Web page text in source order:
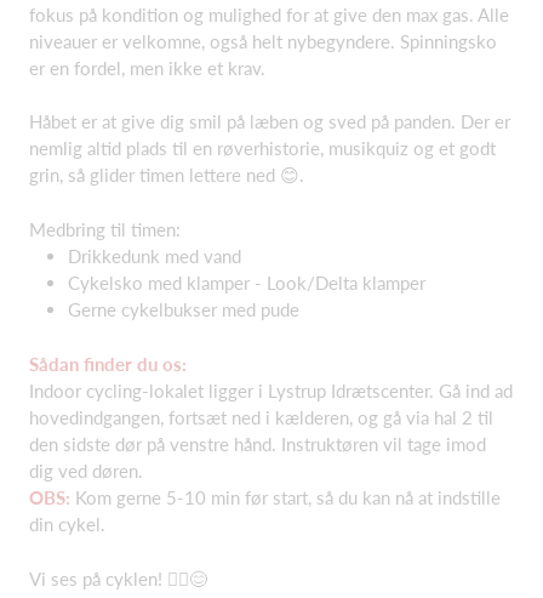
fokus på kondition og mulighed for at give den max gas. Alle
niveauer er velkomne, også helt nybegyndere. Spinningsko
er en fordel, men ikke et krav.
Håbet er at give dig smil på læben og sved på panden. Der er
nemlig altid plads til en røverhistorie, musikquiz og et godt
grin, så glider timen lettere ned 😊.
Medbring til timen:
Drikkedunk med vand
Cykelsko med klamper - Look/Delta klamper
Gerne cykelbukser med pude
Sådan finder du os:
Indoor cycling-lokalet ligger i Lystrup Idrætscenter. Gå ind ad
hovedindgangen, fortsæt ned i kælderen, og gå via hal 2 til
den sidste dør på venstre hånd. Instruktøren vil tage imod
dig ved døren.
OBS: Kom gerne 5-10 min før start, så du kan nå at indstille
din cykel.
Vi ses på cyklen! 🚴‍♂️😊